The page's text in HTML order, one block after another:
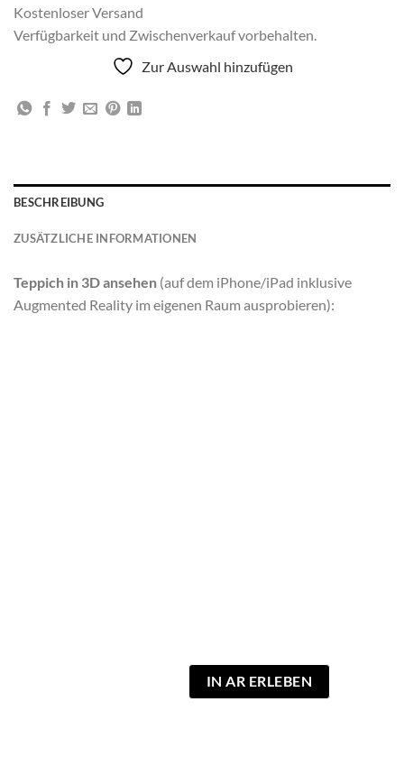
Kostenloser Versand
Verfügbarkeit und Zwischenverkauf vorbehalten.
Zur Auswahl hinzufügen
BESCHREIBUNG
ZUSÄTZLICHE INFORMATIONEN
Teppich in 3D ansehen (auf dem iPhone/iPad inklusive
Augmented Reality im eigenen Raum ausprobieren):
IN AR ERLEBEN